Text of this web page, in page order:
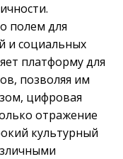
полем для
и социальных
платформу для
позволяя им
цифровая
отражение
культурный